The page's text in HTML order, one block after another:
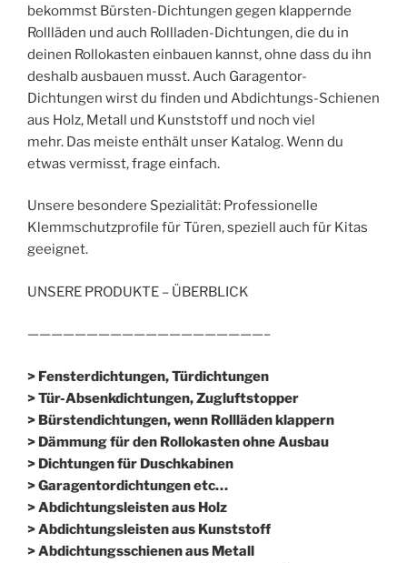
bekommst Bürsten-Dichtungen gegen klappernde
Rollläden und auch Rollladen-Dichtungen, die du in
deinen Rollokasten einbauen kannst, ohne dass du ihn
deshalb ausbauen musst. Auch Garagentor-
Dichtungen wirst du finden und Abdichtungs-Schienen
aus Holz, Metall und Kunststoff und noch viel
mehr. Das meiste enthält unser Katalog. Wenn du
etwas vermisst, frage einfach.
Unsere besondere Spezialität: Professionelle
Klemmschutzprofile für Türen, speziell auch für Kitas
geeignet.
UNSERE PRODUKTE – ÜBERBLICK
————————————————————–
> Fensterdichtungen, Türdichtungen
> Tür-Absenkdichtungen, Zugluftstopper
> Bürstendichtungen, wenn Rollläden klappern
> Dämmung für den Rollokasten ohne Ausbau
> Dichtungen für Duschkabinen
> Garagentordichtungen etc…
> Abdichtungsleisten aus Holz
> Abdichtungsleisten aus Kunststoff
> Abdichtungsschienen aus Metall